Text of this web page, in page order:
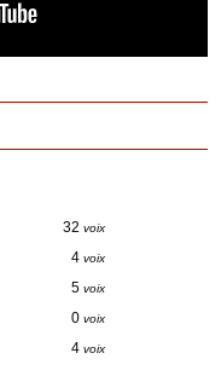
32 voix
4 voix
5 voix
0 voix
4 voix